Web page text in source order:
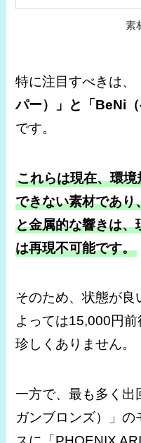
素
特に注目すべきは、
パー）」と「BeNi（
です。
これらは現在、環
できない素材であり
と金属的な響きは、
は再現不可能です。
そのため、状態が良
よっては15,000円
珍しくありません。
一方で、最も多く出
ガンブロンズ）」